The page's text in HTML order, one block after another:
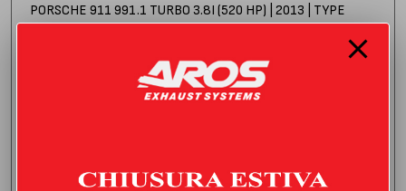
PORSCHE 911 991.1 TURBO 3.8I (520 HP) | 2013 | TYPE
991.1
IVA inclusa